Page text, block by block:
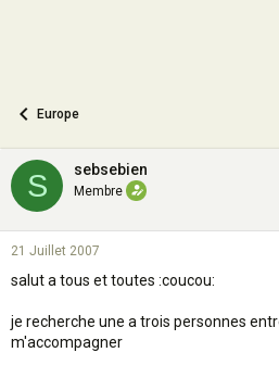
Europe
S sebsebien
Membre
21 Juillet 2007
salut a tous et toutes :coucou:
je recherche une a trois personnes
m'accompagner